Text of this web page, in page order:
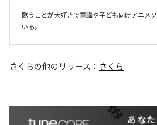
歌うことが大好きで童謡や子ども向けアニメ
いる。
さくらの他のリリース： さくら